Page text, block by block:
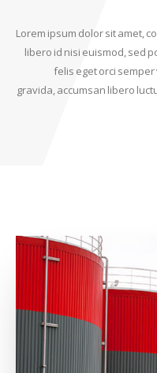
Lorem ipsum dolor sit amet,
libero id nisi euismod, sed
felis eget orci
gravida, accumsan libero